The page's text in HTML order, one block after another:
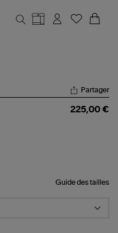
Partager
225,00 €
Guide des tailles